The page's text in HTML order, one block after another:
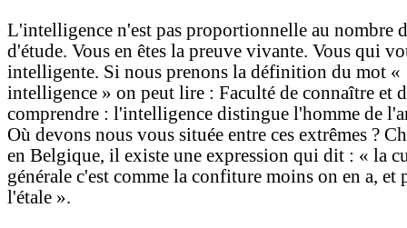
L'intelligence n'est pas proportionnelle au nombre
d'étude. Vous en êtes la preuve vivante. Vous qui
intelligente. Si nous prenons la définition du mot «
intelligence » on peut lire : Faculté de connaître et
comprendre : l'intelligence distingue l'homme de
Où devons nous vous située entre ces extrêmes ?
en Belgique, il existe une expression qui dit : « la
générale c'est comme la confiture moins on en a, et
l'étale ».